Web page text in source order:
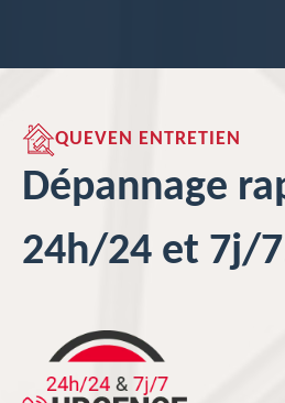
QUEVEN ENTRETIEN
Dépannage
24h/24 et 7j/